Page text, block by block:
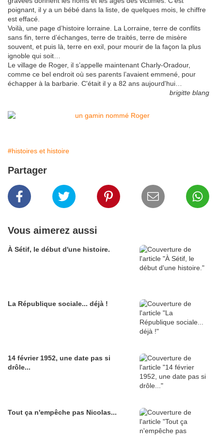
poignant, il y a un bébé dans la liste, de quelques mois, le chiffre
est effacé.
Voilà, une page d’histoire lorraine. La Lorraine, terre de conflits
sans fin, terre d’échanges, terre de traités, terre de misère
souvent, et puis là, terre en exil, pour mourir de la façon la plus
ignoble qui soit…
Le village de Roger, il s’appelle maintenant Charly-Oradour,
comme ce bel endroit où ses parents l’avaient emmené, pour
échapper à la barbarie. C'était il y a 82 ans aujourd'hui…
brigitte blang
#histoires et histoire
Partager
Vous aimerez aussi
À Sétif, le début d'une histoire.
La République sociale... déjà !
14 février 1952, une date pas si
drôle...
Tout ça n'empêche pas Nicolas...